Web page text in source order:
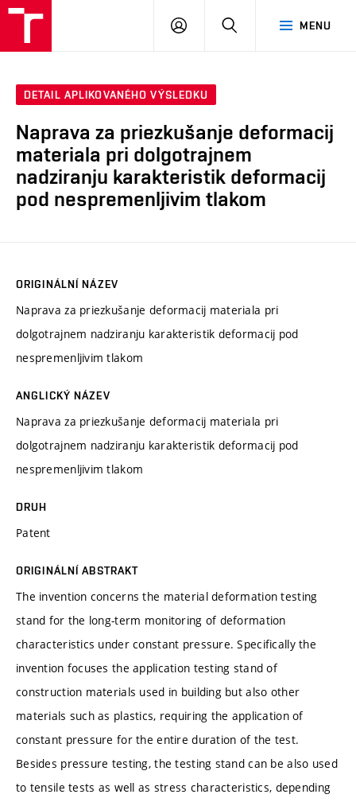
MENU
PŘIHLÁSIT
DETAIL APLIKOVANÉHO VÝSLEDKU
Naprava za priezkušanje deformacij
materiala pri dolgotrajnem
nadziranju karakteristik deformacij
pod nespremenljivim tlakom
ORIGINÁLNÍ NÁZEV
Naprava za priezkušanje deformacij materiala pri
dolgotrajnem nadziranju karakteristik deformacij pod
nespremenljivim tlakom
ANGLICKÝ NÁZEV
Naprava za priezkušanje deformacij materiala pri
dolgotrajnem nadziranju karakteristik deformacij pod
nespremenljivim tlakom
DRUH
Patent
ORIGINÁLNÍ ABSTRAKT
The invention concerns the material deformation testing
stand for the long-term monitoring of deformation
characteristics under constant pressure. Specifically the
invention focuses the application testing stand of
construction materials used in building but also other
materials such as plastics, requiring the application of
constant pressure for the entire duration of the test.
Besides pressure testing, the testing stand can be also used
to tensile tests as well as stress characteristics, depending